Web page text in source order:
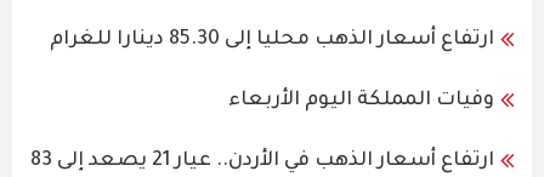
ارتفاع أسعار الذهب محليا إلى 85.30 دينارا للغرام
وفيات المملكة اليوم الأربعاء
ارتفاع أسعار الذهب في الأردن.. عيار 21 يصعد إلى 83